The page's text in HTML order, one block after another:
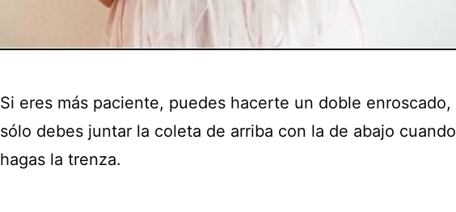
Si eres más paciente, puedes hacerte un doble enroscado,
sólo debes juntar la coleta de arriba con la de abajo cuando
hagas la trenza.